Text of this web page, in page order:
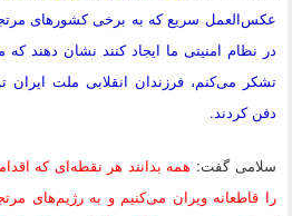
عکس‌العمل سریع که به برخی کشورهای
در نظام امنیتی ما ایجاد کنند نشان دهند
تشکر می‌کنم، فرزندان انقلابی ملت
دفن کردند.
سلامی گفت: همه بدانند هر نقطه‌ای که
را قاطعانه ویران می‌کنیم و به رژیم‌های